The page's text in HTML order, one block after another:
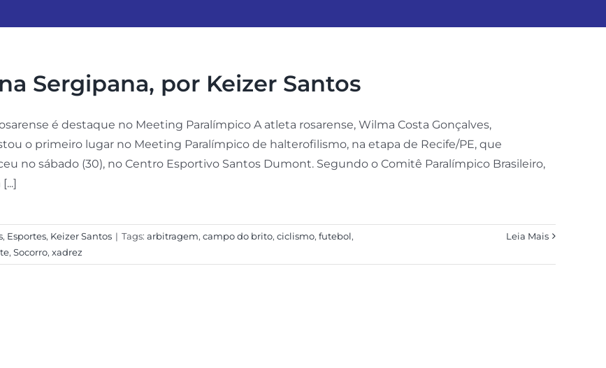
Sergipana, por Keizer Santos
é destaque no Meeting Paralímpico A atleta rosarense, Wilma Costa Gonçalves,
o primeiro lugar no Meeting Paralímpico de halterofilismo, na etapa de Recife/PE, que
no sábado (30), no Centro Esportivo Santos Dumont. Segundo o Comitê Paralímpico Brasileiro,
, Esportes, Keizer Santos | Tags: arbitragem, campo do brito, ciclismo, futebol,
, Socorro, xadrez
Leia Mais